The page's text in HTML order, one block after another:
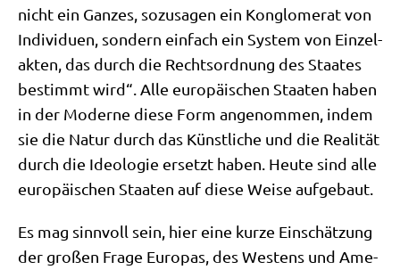
nicht ein Gan­zes, sozu­sa­gen ein Kon­glo­me­rat von
Indi­vi­du­en, son­dern ein­fach ein System von Ein­zel­
ak­ten, das durch die Rechts­ord­nung des Staa­tes
bestimmt wird“. Alle euro­päi­schen Staa­ten haben
in der Moder­ne die­se Form ange­nom­men, indem
sie die Natur durch das Künst­li­che und die Rea­li­tät
durch die Ideo­lo­gie ersetzt haben. Heu­te sind alle
euro­päi­schen Staa­ten auf die­se Wei­se aufgebaut.
Es mag sinn­voll sein, hier eine kur­ze Ein­schät­zung
der gro­ßen Fra­ge Euro­pas, des Westens und Ame­